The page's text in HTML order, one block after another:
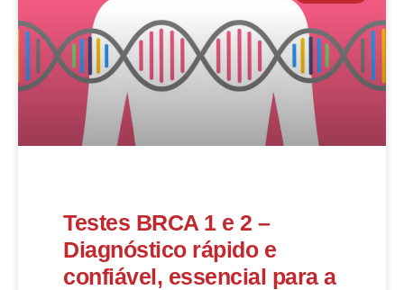
Testes BRCA 1 e 2 –
Diagnóstico rápido e
confiável, essencial para a